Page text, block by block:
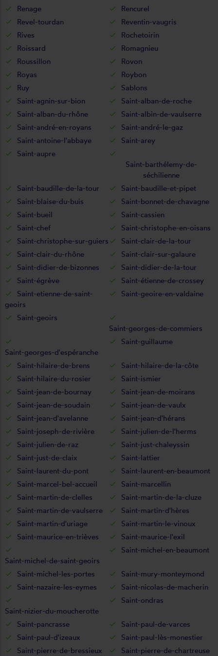
Renage
Rencurel
Revel-tourdan
Reventin-vaugris
Rives
Rochetoirin
Roissard
Romagnieu
Roussillon
Rovon
Royas
Roybon
Ruy
Sablons
Saint-agnin-sur-bion
Saint-alban-de-roche
Saint-alban-du-rhône
Saint-albin-de-vaulserre
Saint-andré-en-royans
Saint-andré-le-gaz
Saint-antoine-l'abbaye
Saint-arey
Saint-aupre
Saint-barthélemy-de-
séchilienne
Saint-baudille-de-la-tour
Saint-baudille-et-pipet
Saint-blaise-du-buis
Saint-bonnet-de-chavagne
Saint-bueil
Saint-cassien
Saint-chef
Saint-christophe-en-oisans
Saint-christophe-sur-guiers
Saint-clair-de-la-tour
Saint-clair-du-rhône
Saint-clair-sur-galaure
Saint-didier-de-bizonnes
Saint-didier-de-la-tour
Saint-égrève
Saint-étienne-de-crossey
Saint-etienne-de-saint-
geoirs
Saint-geoire-en-valdaine
Saint-geoirs
Saint-georges-de-commiers
Saint-georges-d'espéranche
Saint-guillaume
Saint-hilaire-de-brens
Saint-hilaire-de-la-côte
Saint-hilaire-du-rosier
Saint-ismier
Saint-jean-de-bournay
Saint-jean-de-moirans
Saint-jean-de-soudain
Saint-jean-de-vaulx
Saint-jean-d'avelanne
Saint-jean-d'hérans
Saint-joseph-de-rivière
Saint-julien-de-l'herms
Saint-julien-de-raz
Saint-just-chaleyssin
Saint-just-de-claix
Saint-lattier
Saint-laurent-du-pont
Saint-laurent-en-beaumont
Saint-marcel-bel-accueil
Saint-marcellin
Saint-martin-de-clelles
Saint-martin-de-la-cluze
Saint-martin-de-vaulserre
Saint-martin-d'hères
Saint-martin-d'uriage
Saint-martin-le-vinoux
Saint-maurice-en-trièves
Saint-maurice-l'exil
Saint-michel-de-saint-geoirs
Saint-michel-en-beaumont
Saint-michel-les-portes
Saint-mury-monteymond
Saint-nazaire-les-eymes
Saint-nicolas-de-macherin
Saint-nizier-du-moucherotte
Saint-ondras
Saint-pancrasse
Saint-paul-de-varces
Saint-paul-d'izeaux
Saint-paul-lès-monestier
Saint-pierre-de-bressieux
Saint-pierre-de-chartreuse